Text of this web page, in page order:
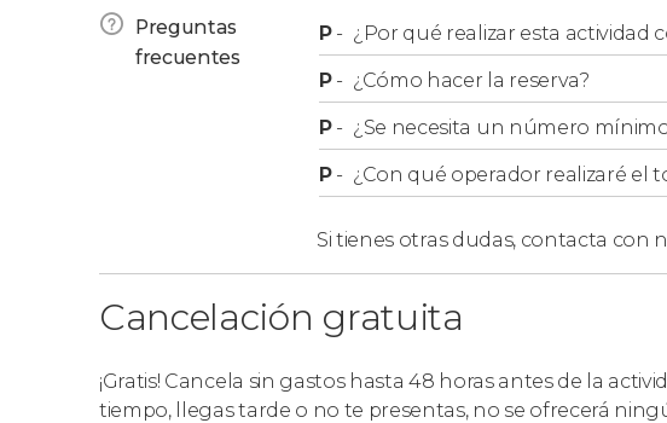
Preguntas
frecuentes
P- ¿Por qué realizar esta actividad
P- ¿Cómo hacer la reserva?
P- ¿Se necesita un número
P- ¿Con qué operador realizaré el
Si tienes otras dudas, contacta con
Cancelación gratuita
¡Gratis! Cancela sin gastos hasta 48 horas antes de la
tiempo, llegas tarde o no te presentas, no se ofrecerá